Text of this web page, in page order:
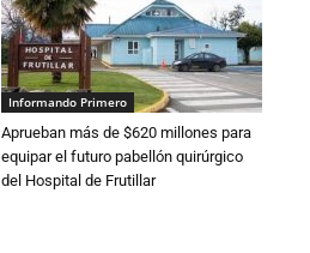
Informando Primero
Aprueban más de $620 millones para
equipar el futuro pabellón quirúrgico
del Hospital de Frutillar